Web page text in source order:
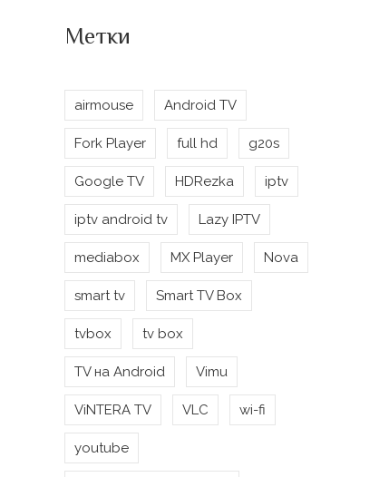
Метки
airmouse Android TV
Fork Player full hd g20s
Google TV HDRezka iptv
iptv android tv Lazy IPTV
mediabox MX Player Nova
smart tv Smart TV Box
tvbox tv box
TV на Android Vimu
ViNTERA TV VLC wi-fi
youtube